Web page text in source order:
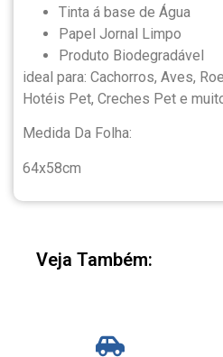
Tinta á base de Água
Papel Jornal Limpo
Produto Biodegradável
ideal para: Cachorros, Aves,
Hotéis Pet, Creches Pet e
Medida Da Folha:
64x58cm
Veja Também: